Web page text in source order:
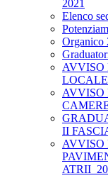
2021
Elenco
Organico
AVVISO
AVVISO
II
AVVISO